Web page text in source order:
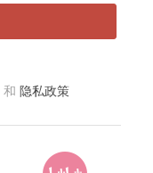
和 隐私政策